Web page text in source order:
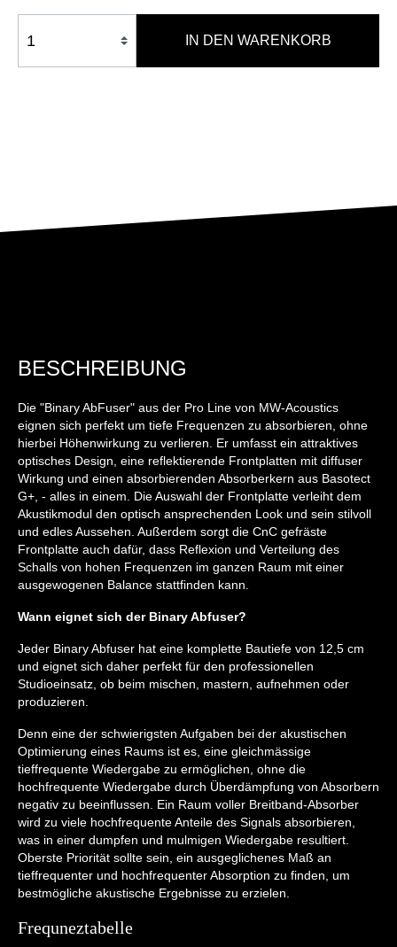
IN DEN WARENKORB
BESCHREIBUNG
Die "Binary AbFuser" aus der Pro Line von MW-Acoustics
eignen sich perfekt um tiefe Frequenzen zu absorbieren, ohne
hierbei Höhenwirkung zu verlieren. Er umfasst ein attraktives
optisches Design, eine reflektierende Frontplatten mit diffuser
Wirkung und einen absorbierenden Absorberkern aus Basotect
G+, - alles in einem. Die Auswahl der Frontplatte verleiht dem
Akustikmodul den optisch ansprechenden Look und sein stilvoll
und edles Aussehen. Außerdem sorgt die CnC gefräste
Frontplatte auch dafür, dass Reflexion und Verteilung des
Schalls von hohen Frequenzen im ganzen Raum mit einer
ausgewogenen Balance stattfinden kann.
Wann eignet sich der Binary Abfuser?
Jeder Binary Abfuser hat eine komplette Bautiefe von 12,5 cm
und eignet sich daher perfekt für den professionellen
Studioeinsatz, ob beim mischen, mastern, aufnehmen oder
produzieren.
Denn eine der schwierigsten Aufgaben bei der akustischen
Optimierung eines Raums ist es, eine gleichmässige
tieffrequente Wiedergabe zu ermöglichen, ohne die
hochfrequente Wiedergabe durch Überdämpfung von Absorbern
negativ zu beeinflussen. Ein Raum voller Breitband-Absorber
wird zu viele hochfrequente Anteile des Signals absorbieren,
was in einer dumpfen und mulmigen Wiedergabe resultiert.
Oberste Priorität sollte sein, ein ausgeglichenes Maß an
tieffrequenter und hochfrequenter Absorption zu finden, um
bestmögliche akustische Ergebnisse zu erzielen.
Frequneztabelle